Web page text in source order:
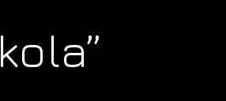
kola”